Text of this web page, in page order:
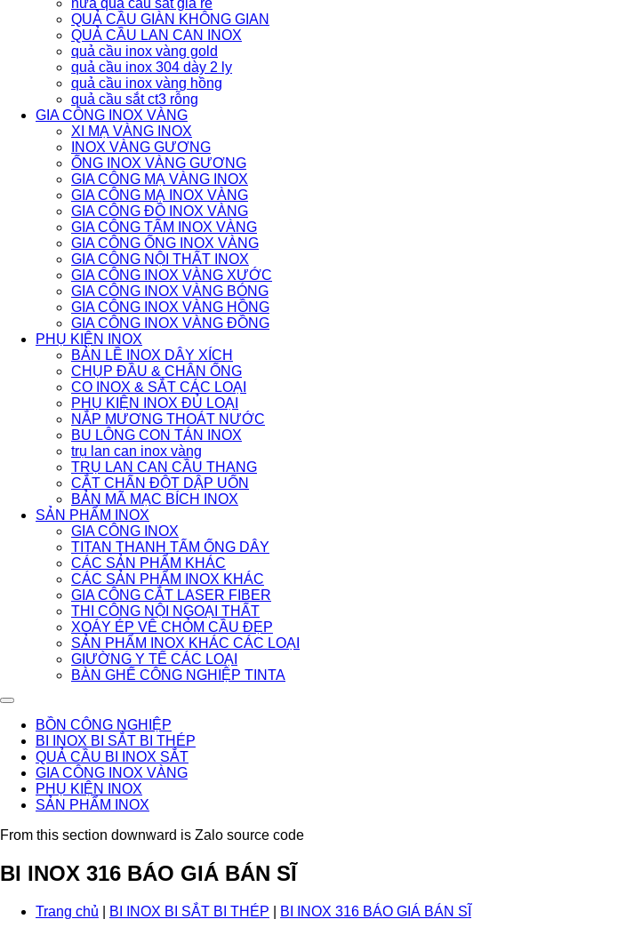
nửa quả cầu sắt giá rẻ
QUẢ CẦU GIÀN KHÔNG GIAN
QUẢ CẦU LAN CAN INOX
quả cầu inox vàng gold
quả cầu inox 304 dày 2 ly
quả cầu inox vàng hồng
quả cầu sắt ct3 rỗng
GIA CÔNG INOX VÀNG
XI MẠ VÀNG INOX
INOX VÀNG GƯƠNG
ỐNG INOX VÀNG GƯƠNG
GIA CÔNG MẠ VÀNG INOX
GIA CÔNG MẠ INOX VÀNG
GIA CÔNG ĐỒ INOX VÀNG
GIA CÔNG TẤM INOX VÀNG
GIA CÔNG ỐNG INOX VÀNG
GIA CÔNG NỘI THẤT INOX
GIA CÔNG INOX VÀNG XƯỚC
GIA CÔNG INOX VÀNG BÓNG
GIA CÔNG INOX VÀNG HỒNG
GIA CÔNG INOX VÀNG ĐỒNG
PHỤ KIỆN INOX
BẢN LỀ INOX DÂY XÍCH
CHỤP ĐẦU & CHÂN ỐNG
CO INOX & SẮT CÁC LOẠI
PHỤ KIỆN INOX ĐỦ LOẠI
NẮP MƯƠNG THOÁT NƯỚC
BU LÔNG CON TÁN INOX
trụ lan can inox vàng
TRỤ LAN CAN CẦU THANG
CẮT CHẤN ĐỘT DẬP UỐN
BẢN MÃ MẠC BÍCH INOX
SẢN PHẨM INOX
GIA CÔNG INOX
TITAN THANH TẤM ỐNG DÂY
CÁC SẢN PHẨM KHÁC
CÁC SẢN PHẨM INOX KHÁC
GIA CÔNG CẮT LASER FIBER
THI CÔNG NỘI NGOẠI THẤT
XOÁY ÉP VÊ CHỎM CẦU ĐẸP
SẢN PHẨM INOX KHÁC CÁC LOẠI
GIƯỜNG Y TẾ CÁC LOẠI
BÀN GHẾ CÔNG NGHIỆP TINTA
BỒN CÔNG NGHIỆP
BI INOX BI SẮT BI THÉP
QUẢ CẦU BI INOX SẮT
GIA CÔNG INOX VÀNG
PHỤ KIỆN INOX
SẢN PHẨM INOX
From this section downward is Zalo source code
BI INOX 316 BÁO GIÁ BÁN SĨ
Trang chủ BI INOX BI SẮT BI THÉP BI INOX 316 BÁO GIÁ BÁN SĨ